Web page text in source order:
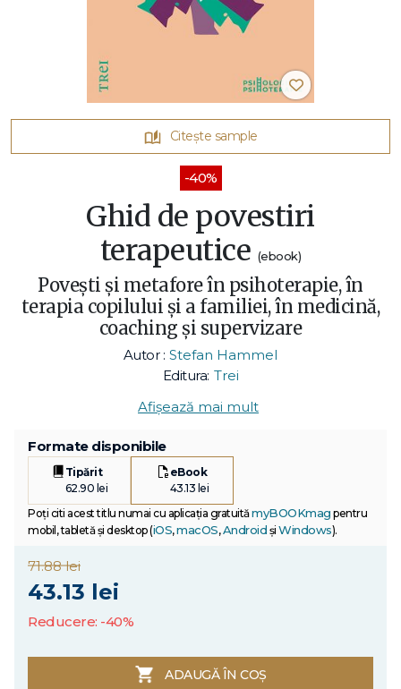
Citește sample
-40%
Ghid de povestiri
terapeutice (ebook)
Povești și metafore în psihoterapie, în
terapia copilului și a familiei, în medicină,
coaching și supervizare
Autor : Stefan Hammel
Editura: Trei
Afișează mai mult
Formate disponibile
Tipărit
62.90 lei
eBook
43.13 lei
Poți citi acest titlu numai cu aplicația gratuitămyBOOKmag pentru
mobil, tabletă și desktop (iOS,macOS,Android și Windows).
71.88 lei
43.13 lei
Reducere: -40%
ADAUGĂ ÎN COȘ